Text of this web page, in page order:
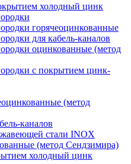
холодный цинк
горячеоцинкованные
для кабель-каналов
оцинкованные (метод
с покрытием цинк-
(метод
каналов
стали INOX
(метод Сендзимира)
холодный цинк